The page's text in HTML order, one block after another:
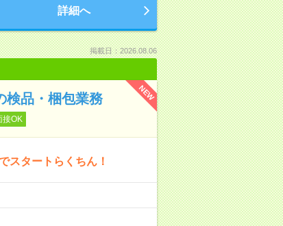
詳細へ
掲載日：2026.08.06
NEW
検品・梱包業務
接OK
スタートらくちん！